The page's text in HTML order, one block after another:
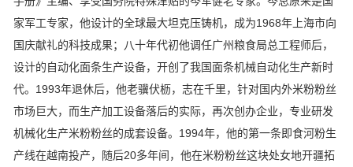
家军工专家，他设计的全球最大坦克压铸机，成为1968年上海市向
国庆献礼的科技成果；八十年代初他调任广州粮食局总工程师后，
设计的自动化面条生产设备，开创了我国面条机械自动化生产新时
代。1993年退休后，他老骥伏枥，志在千里，针对国内外米粉粉丝
市场巨大，而生产加工设备落后的实际，再次创办企业，专业研发
机械化生产米粉粉丝的成套设备。1994年，他的第一条即食河粉生
产线在越南投产，随后20多年间，他在米粉粉丝这块处女地开疆拓